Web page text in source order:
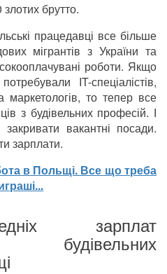
брутто.
працедавці все більше
мігрантів з України та
роботи. Якщо
IT-спеціалістів,
то тепер все
з будівельних професій. І
закривати вакантні посади.
зарплати.
в Польщі. Все що треба
зарплат
будівельних